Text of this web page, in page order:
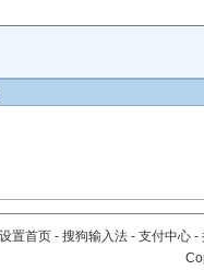
设置首页 - 搜狗输入法 - 支付中心 -